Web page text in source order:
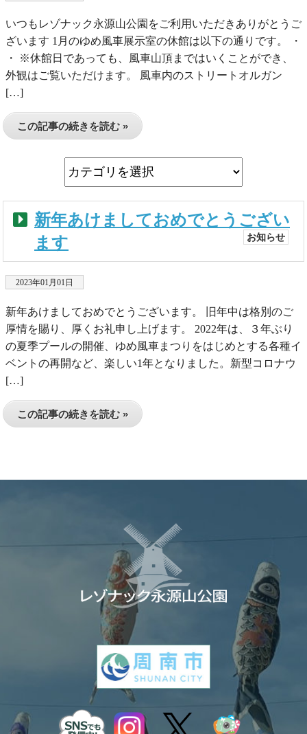
いつもレゾナック永源山公園をご利用いただきありがとうご
ざいます 1月のゆめ風車展示室の休館は以下の通りです。 ・
・ ※休館日であっても、風車山頂まではいくことができ、
外観はご覧いただけます。 風車内のストリートオルガン
[…]
この記事の続きを読む »
新年あけましておめでとうござい
ます
お知らせ
2023年01月01日
新年あけましておめでとうございます。 旧年中は格別のご
厚情を賜り、厚くお礼申し上げます。 2022年は、３年ぶり
の夏季プールの開催、ゆめ風車まつりをはじめとする各種イ
ベントの再開など、楽しい1年となりました。新型コロナウ
[…]
この記事の続きを読む »